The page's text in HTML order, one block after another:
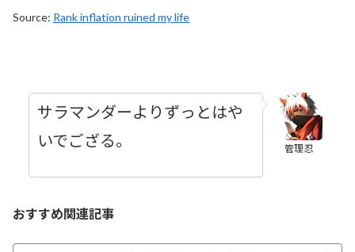
Source: Rank inflation ruined my life
管理忍
サラマンダーよりずっとはや
いでござる。
おすすめ関連記事